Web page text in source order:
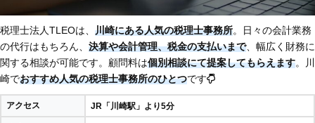
税理士法人TLEOは、 川崎にある人気の税理士事務所。日々の会計業務
の代行はもちろん、 決算や会計管理、税金の支払いまで、幅広く財務に
関する相談が可能です。顧問料は個別相談にて提案してもらえます。川
崎でおすすめ人気の税理士事務所のひとつです
アクセス JR「川崎駅」より5分